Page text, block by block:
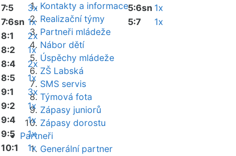
Kontakty a informace
Realizační týmy
Partneři mládeže
Nábor dětí
Úspěchy mládeže
ZŠ Labská
SMS servis
Týmová fota
Zápasy juniorů
Zápasy dorostu
Partneři
Generální partner
7:5
3x
7:6sn 1x
8:1
2x
8:2
1x
8:4
2x
8:5
1x
9:1
3x
9:2
1x
9:4
1x
9:5
1x
10:1
1x
5:6sn 1x
5:7
1x